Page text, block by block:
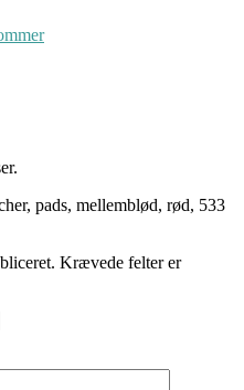
pads, mellemblød, rød, 533
Krævede felter er